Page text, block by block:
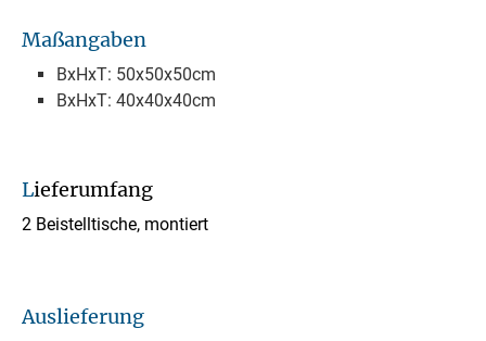
Maßangaben
BxHxT: 50x50x50cm
BxHxT: 40x40x40cm
Lieferumfang
2 Beistelltische, montiert
Auslieferung